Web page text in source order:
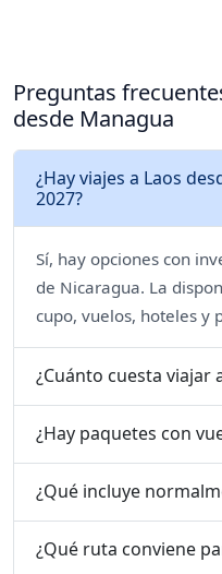
Preguntas
desde Managua
¿Hay viajes a Laos
2027?
Sí, hay opciones con
de Nicaragua. La
cupo, vuelos, hoteles y
¿Cuánto cuesta viajar
¿Hay paquetes con
¿Qué incluye
¿Qué ruta conviene